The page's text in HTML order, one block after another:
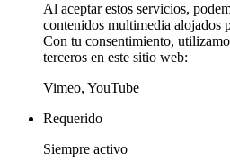
Al aceptar estos servicios,
contenidos multimedia alojados
Con tu consentimiento,
terceros en este sitio web:
Vimeo, YouTube
Requerido
Siempre activo